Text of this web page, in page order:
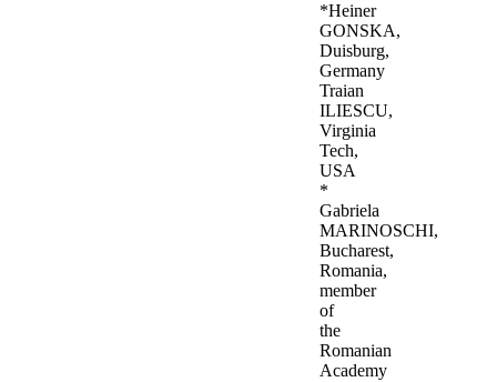
*Heiner
GONSKA,
Duisburg,
Germany
Traian
ILIESCU,
Virginia
Tech,
USA
*
Gabriela
MARINOSCHI,
Bucharest,
Romania,
member
of
the
Romanian
Academy